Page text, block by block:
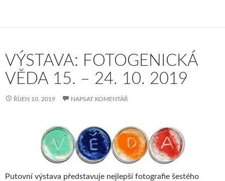
VÝSTAVA: FOTOGENICKÁ
VĚDA 15. – 24. 10. 2019
ŘÍJEN 10, 2019 NAPSAT KOMENTÁŘ
Putovní výstava představuje nejlepší fotografie šestého